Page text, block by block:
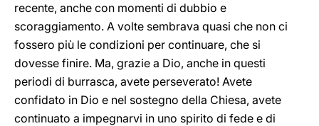
recente, anche con momenti di dubbio e
scoraggiamento. A volte sembrava quasi che non ci
fossero più le condizioni per continuare, che si
dovesse finire. Ma, grazie a Dio, anche in questi
periodi di burrasca, avete perseverato! Avete
confidato in Dio e nel sostegno della Chiesa, avete
continuato a impegnarvi in uno spirito di fede e di